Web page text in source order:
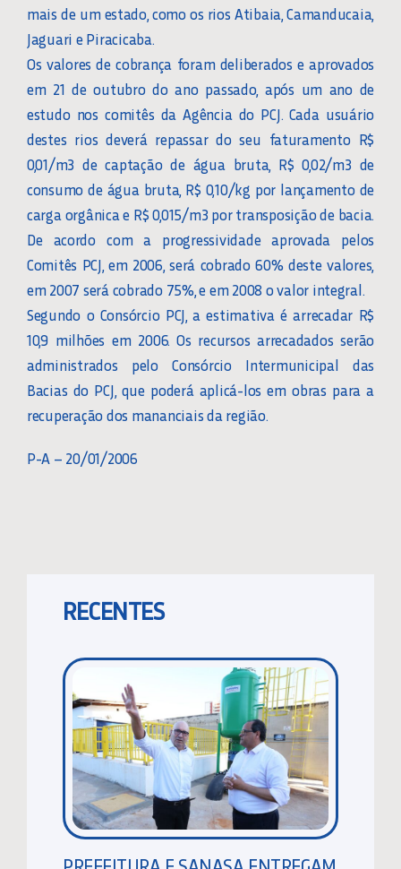
mais de um estado, como os rios Atibaia, Camanducaia,
Jaguari e Piracicaba.
Os valores de cobrança foram deliberados e aprovados
em 21 de outubro do ano passado, após um ano de
estudo nos comitês da Agência do PCJ. Cada usuário
destes rios deverá repassar do seu faturamento R$
0,01/m3 de captação de água bruta, R$ 0,02/m3 de
consumo de água bruta, R$ 0,10/kg por lançamento de
carga orgânica e R$ 0,015/m3 por transposição de bacia.
De acordo com a progressividade aprovada pelos
Comitês PCJ, em 2006, será cobrado 60% deste valores,
em 2007 será cobrado 75%, e em 2008 o valor integral.
Segundo o Consórcio PCJ, a estimativa é arrecadar R$
10,9 milhões em 2006. Os recursos arrecadados serão
administrados pelo Consórcio Intermunicipal das
Bacias do PCJ, que poderá aplicá-los em obras para a
recuperação dos mananciais da região.
P-A – 20/01/2006
RECENTES